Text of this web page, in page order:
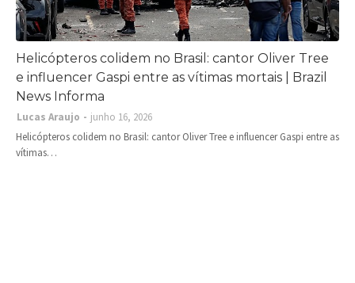
Helicópteros colidem no Brasil: cantor Oliver Tree
e influencer Gaspi entre as vítimas mortais | Brazil
News Informa
Lucas Araujo
junho 16, 2026
Helicópteros colidem no Brasil: cantor Oliver Tree e influencer Gaspi entre as
vítimas…